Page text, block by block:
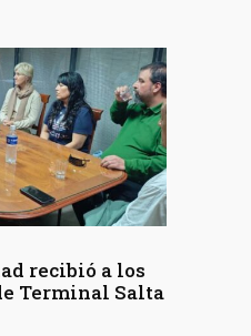
recibió a los
Terminal Salta